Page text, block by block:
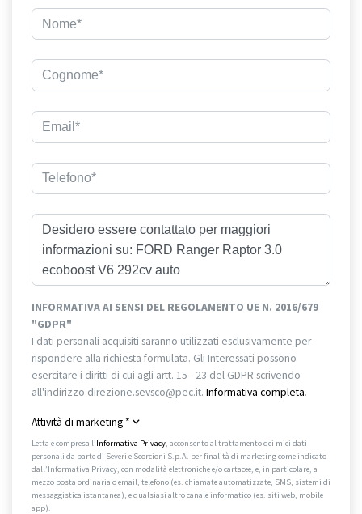
INFORMATIVA AI SENSI DEL REGOLAMENTO UE N. 2016/679
"GDPR"
I dati personali acquisiti saranno utilizzati esclusivamente per
rispondere alla richiesta formulata. Gli Interessati possono
esercitare i diritti di cui agli artt. 15 - 23 del GDPR scrivendo
all'indirizzo direzione.sevsco@pec.it. Informativa completa.
Attività di marketing *
Letta e compresa l’Informativa Privacy, acconsento al trattamento dei miei dati
personali da parte di Severi e Scorcioni S.p.A. per finalità di marketing come indicato
dall’Informativa Privacy, con modalità elettroniche e/o cartacee, e, in particolare, a
mezzo posta ordinaria o email, telefono (es. chiamate automatizzate, SMS, sistemi di
messaggistica istantanea), e qualsiasi altro canale informatico (es. siti web, mobile
app).